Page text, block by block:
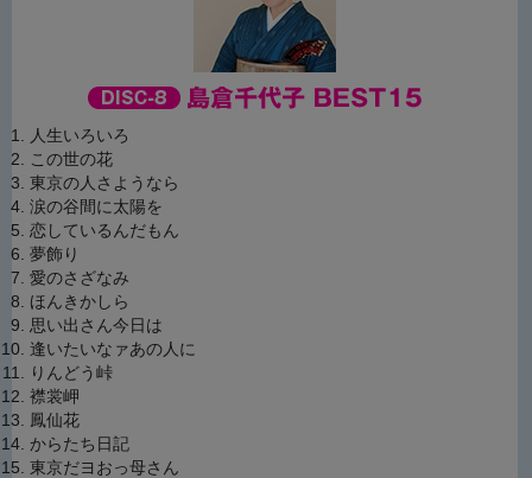
人生いろいろ
この世の花
東京の人さようなら
涙の谷間に太陽を
恋しているんだもん
夢飾り
愛のさざなみ
ほんきかしら
思い出さん今日は
逢いたいなァあの人に
りんどう峠
襟裳岬
鳳仙花
からたち日記
東京だヨおっ母さん